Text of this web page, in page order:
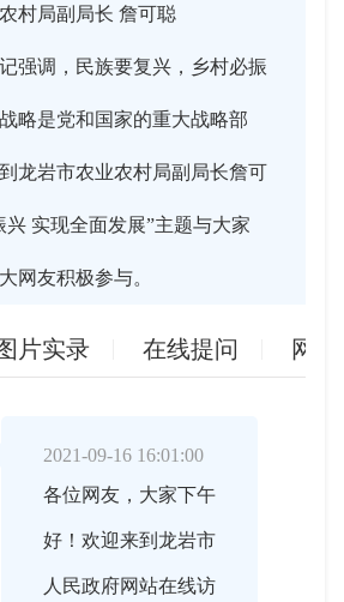
村局副局长 詹可聪
强调，民族要复兴，乡村必振
略是党和国家的重大战略部
龙岩市农业农村局副局长詹可
兴 实现全面发展”主题与大家
网友积极参与。
片实录 在线提问 网
2021-09-16 16:01:00
各位网友，大家下午
好！欢迎来到龙岩市
人民政府网站在线访